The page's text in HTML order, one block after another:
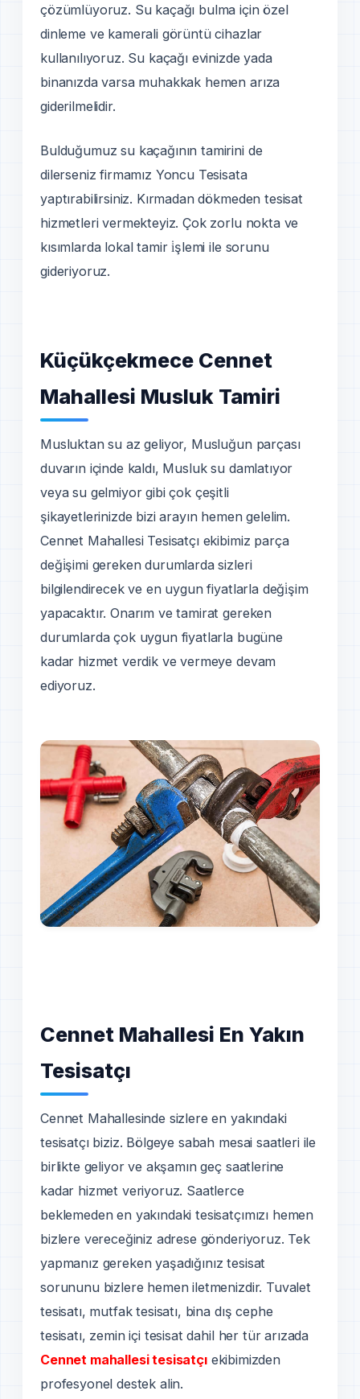
çözümlüyoruz. Su kaçağı bulma için özel
dinleme ve kamerali görüntü cihazlar
kullanılıyoruz. Su kaçağı evinizde yada
binanızda varsa muhakkak hemen arıza
giderilmelidir.
Bulduğumuz su kaçağının tamirini de
dilerseniz firmamız Yoncu Tesisata
yaptırabilirsiniz. Kırmadan dökmeden tesisat
hizmetleri vermekteyiz. Çok zorlu nokta ve
kısımlarda lokal tamir i̇şlemi ile sorunu
gideriyoruz.
Küçükçekmece Cennet
Mahallesi Musluk Tamiri
Musluktan su az geliyor, Musluğun parçası
duvarın içinde kaldı, Musluk su damlatıyor
veya su gelmiyor gibi çok çeşitli
şikayetlerinizde bizi arayın hemen gelelim.
Cennet Mahallesi Tesisatçı ekibimiz parça
deği̇şimi gereken durumlarda sizleri
bilgilendirecek ve en uygun fiyatlarla deği̇şim
yapacaktır. Onarım ve tamirat gereken
durumlarda çok uygun fiyatlarla bugüne
kadar hizmet verdik ve vermeye devam
ediyoruz.
Cennet Mahallesi En Yakın
Tesisatçı
Cennet Mahallesinde sizlere en yakındaki
tesisatçı biziz. Bölgeye sabah mesai saatleri ile
birlikte geliyor ve akşamın geç saatlerine
kadar hizmet veriyoruz. Saatlerce
beklemeden en yakındaki tesisatçımızı hemen
bizlere vereceğiniz adrese gönderiyoruz. Tek
yapmanız gereken yaşadığınız tesisat
sorununu bizlere hemen iletmenizdir. Tuvalet
tesisatı, mutfak tesisatı, bina dış cephe
tesisatı, zemin içi tesisat dahil her tür arızada
Cennet mahallesi tesisatçıekibimizden
profesyonel destek alin.